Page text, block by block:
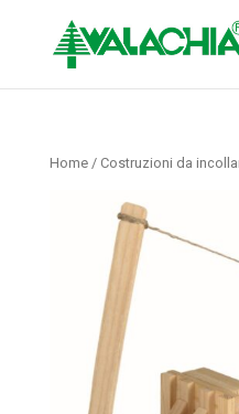
Home/ Costruzioni da